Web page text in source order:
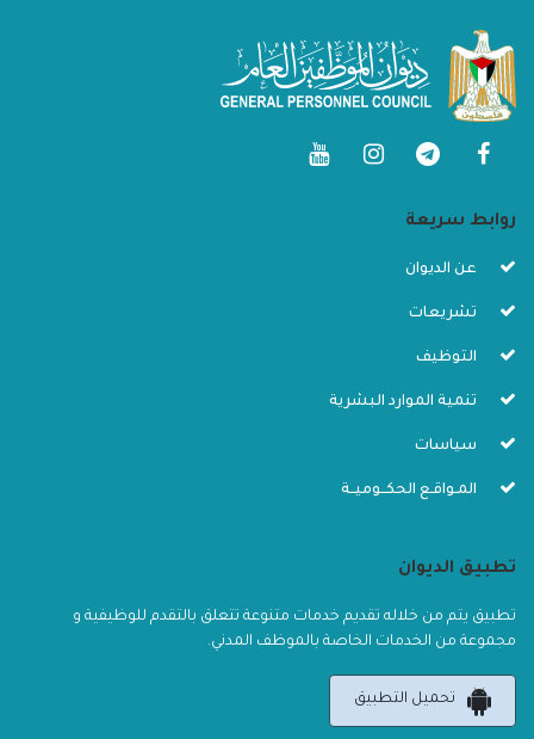
روابط سريعة
عن الديوان
تشريعات
التوظيف
تنمية الموارد البشرية
سياسات
المـواقـع الحكــوميــة
تطبيق الديوان
تطبيق يتم من خلاله تقديم خدمات متنوعة تتعلق بالتقدم للوظيفية و
مجموعة من الخدمات الخاصة بالموظف المدني.
تحميل التطبيق